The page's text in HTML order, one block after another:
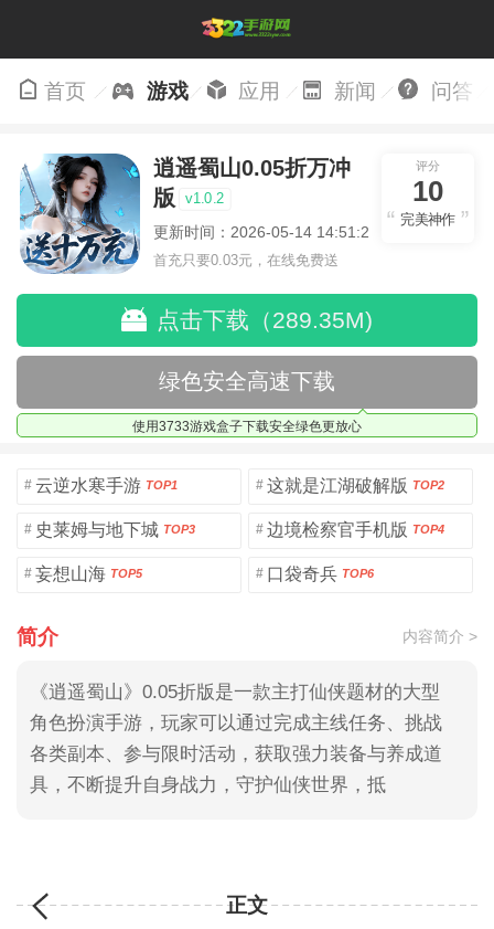
首页 游戏 应用 新闻 问答
逍遥蜀山0.05折万冲
版
v1.0.2
更新时间：2026-05-14 14:51:28
首充只要0.03元，在线免费送
评分
10
完美神作
点击下载（289.35M)
绿色安全高速下载
使用3733游戏盒子下载安全绿色更放心
# 云逆水寒手游 TOP1 # 这就是江湖破解版 TOP2
# 史莱姆与地下城 TOP3 # 边境检察官手机版 TOP4
# 妄想山海 TOP5 # 口袋奇兵 TOP6
简介 内容简介 >
《逍遥蜀山》0.05折版是一款主打仙侠题材的大型
角色扮演手游，玩家可以通过完成主线任务、挑战
各类副本、参与限时活动，获取强力装备与养成道
具，不断提升自身战力，守护仙侠世界，抵
正文